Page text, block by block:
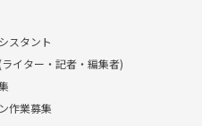
スタント
イター・記者・編集者)
作業募集